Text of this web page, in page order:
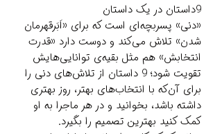
9داستان در یک داستان
«دنی» پسربچه‌ای است که برای «اَبَرقهرمان
شدن» تلاش می‌کند و دوست دارد «قدرت
انتخابش» هم مثل بقیه‌ی توانایی‌هایش
تقویت شود؛ 9 داستان از تلاش‌های دنی را
برای آن‌که با انتخاب‌های بهتر، روز بهتری
داشته باشد، بخوانید و در هر ماجرا به او
کمک کنید بهترین تصمیم را بگیرد.